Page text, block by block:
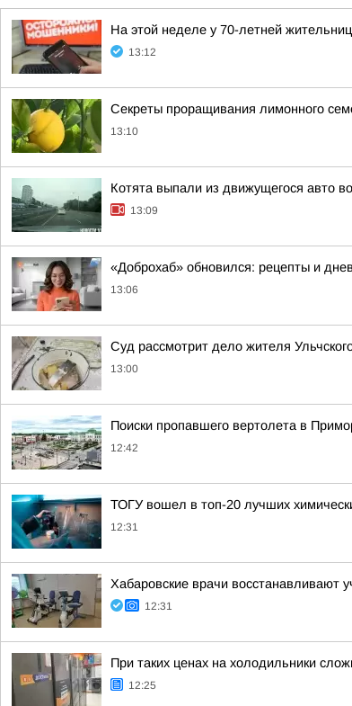
На этой неделе у 70-летней
13:12
Секреты проращивания лимонного
13:10
Котята выпали из движущегося авто
13:09
«Доброхаб» обновился: рецепты и
13:06
Суд рассмотрит дело жителя
13:00
Поиски пропавшего вертолета в
12:42
ТОГУ вошел в топ-20 лучших
12:31
Хабаровские врачи восстанавливают
12:31
При таких ценах на холодильники
12:25